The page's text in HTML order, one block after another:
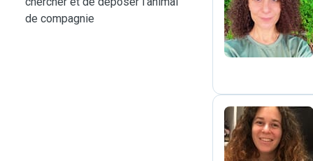
de compagnie
A
L